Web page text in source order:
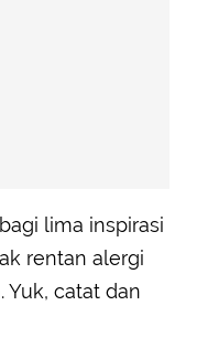
lima inspirasi
rentan alergi
catat dan